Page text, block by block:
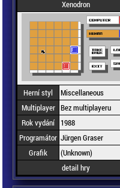
Xenodron
Herní styl
Miscellaneous
Multiplayer Bez multiplayeru
Rok vydání
1988
Programátor Jürgen Graser
Grafik
(Unknown)
detail hry